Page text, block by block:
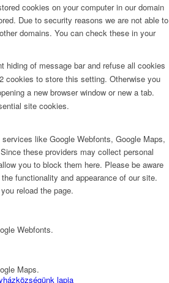
lapja
cookies on your computer in our domain
Due to security reasons we are not able to
domains. You can check these in your
hiding of message bar and refuse all cookies
cookies to store this setting. Otherwise you
a new browser window or new a tab.
site cookies.
like Google Webfonts, Google Maps,
these providers may collect personal
you to block them here. Please be aware
functionality and appearance of our site.
reload the page.
Webfonts.
Maps.